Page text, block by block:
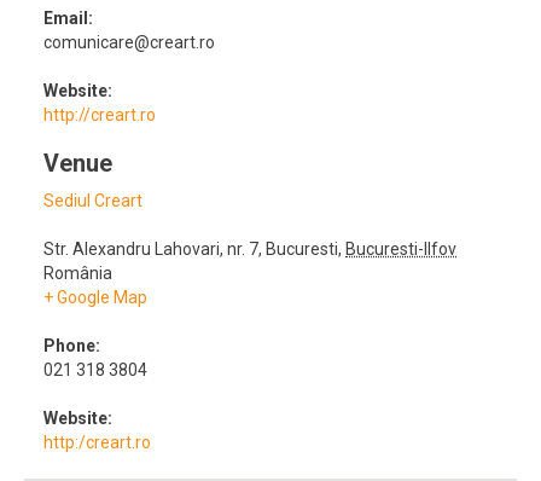
Email:
comunicare@creart.ro
Website:
http://creart.ro
Venue
Sediul Creart
Str. Alexandru Lahovari, nr. 7, Bucuresti, Bucuresti-Ilfov
România
+ Google Map
Phone:
021 318 3804
Website:
http:/creart.ro